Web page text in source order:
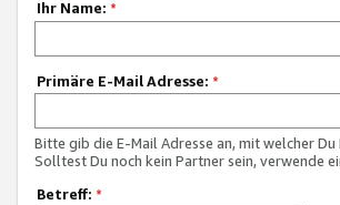
Ihr Name: *
Primäre E-Mail Adresse: *
Bitte gib die E-Mail Adresse an, mit welcher
Solltest Du noch kein Partner sein, verwende
Betreff: *